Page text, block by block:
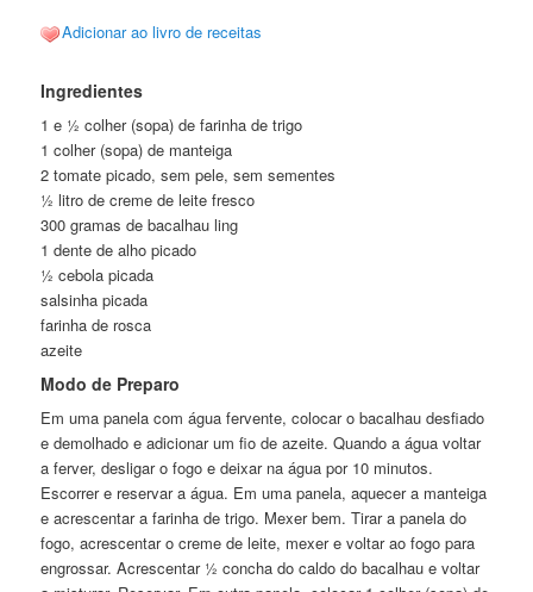
Adicionar ao livro de receitas
Ingredientes
1 e ½ colher (sopa) de farinha de trigo
1 colher (sopa) de manteiga
2 tomate picado, sem pele, sem sementes
½ litro de creme de leite fresco
300 gramas de bacalhau ling
1 dente de alho picado
½ cebola picada
salsinha picada
farinha de rosca
azeite
Modo de Preparo
Em uma panela com água fervente, colocar o bacalhau desfiado
e demolhado e adicionar um fio de azeite. Quando a água voltar
a ferver, desligar o fogo e deixar na água por 10 minutos.
Escorrer e reservar a água. Em uma panela, aquecer a manteiga
e acrescentar a farinha de trigo. Mexer bem. Tirar a panela do
fogo, acrescentar o creme de leite, mexer e voltar ao fogo para
engrossar. Acrescentar ½ concha do caldo do bacalhau e voltar